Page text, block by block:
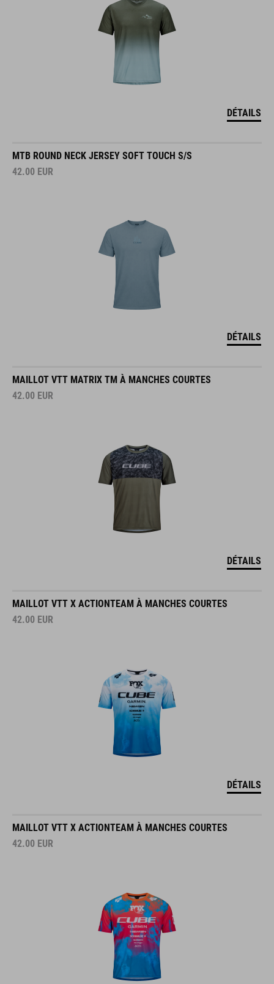
DÉTAILS
MTB ROUND NECK JERSEY SOFT TOUCH S/S
42.00 EUR
DÉTAILS
MAILLOT VTT MATRIX TM À MANCHES COURTES
42.00 EUR
DÉTAILS
MAILLOT VTT X ACTIONTEAM À MANCHES COURTES
42.00 EUR
DÉTAILS
MAILLOT VTT X ACTIONTEAM À MANCHES COURTES
42.00 EUR